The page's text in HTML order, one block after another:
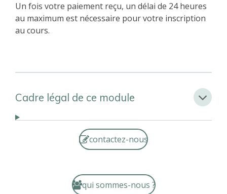
Un fois votre paiement reçu, un délai de 24 heures
au maximum est nécessaire pour votre inscription
au cours.
Cadre légal de ce module
contactez-nous
qui sommes-nous ?